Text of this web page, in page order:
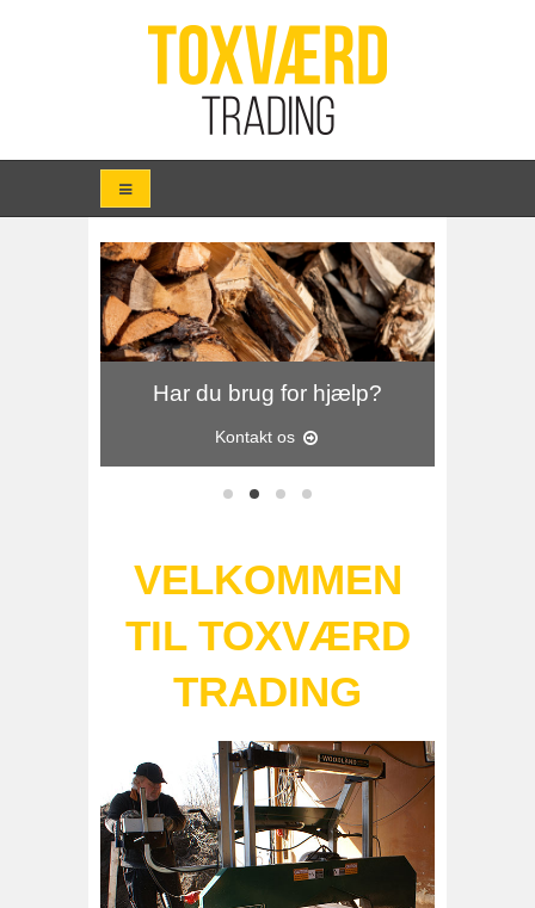
Har du brug for hjælp?
Kontakt os
VELKOMMEN
TIL TOXVÆRD
TRADING